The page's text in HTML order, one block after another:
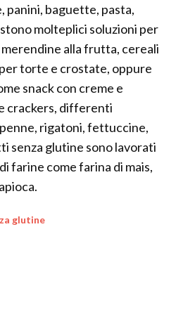
panini, baguette, pasta,
molteplici soluzioni per
alla frutta, cereali
torte e crostate, oppure
snack con creme e
crackers, differenti
rigatoni, fettuccine,
senza glutine sono lavorati
farine come farina di mais,
glutine